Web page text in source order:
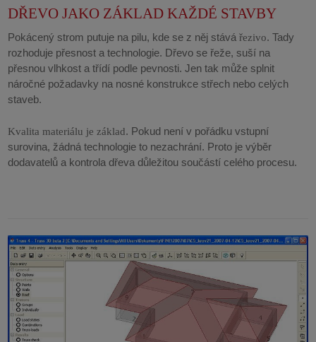
DŘEVO JAKO ZÁKLAD KAŽDÉ STAVBY
Pokácený strom putuje na pilu, kde se z něj stávářezivo. Tady
rozhoduje přesnost a technologie. Dřevo se řeže, suší na
přesnou vlhkost a třídí podle pevnosti. Jen tak může splnit
náročné požadavky na nosné konstrukce střech nebo celých
staveb.
Kvalita materiálu je základ. Pokud není v pořádku vstupní
surovina, žádná technologie to nezachrání. Proto je výběr
dodavatelů a kontrola dřeva důležitou součástí celého procesu.